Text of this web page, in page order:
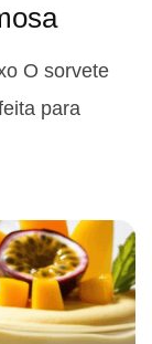
O sorvete
para